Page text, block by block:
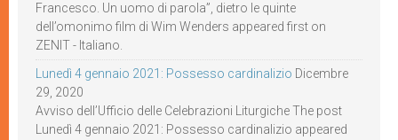
Francesco. Un uomo di parola”, dietro le quinte
dell’omonimo film di Wim Wenders appeared first on
ZENIT - Italiano.
Lunedì 4 gennaio 2021: Possesso cardinalizio Dicembre
29, 2020
Avviso dell’Ufficio delle Celebrazioni Liturgiche The post
Lunedì 4 gennaio 2021: Possesso cardinalizio appeared